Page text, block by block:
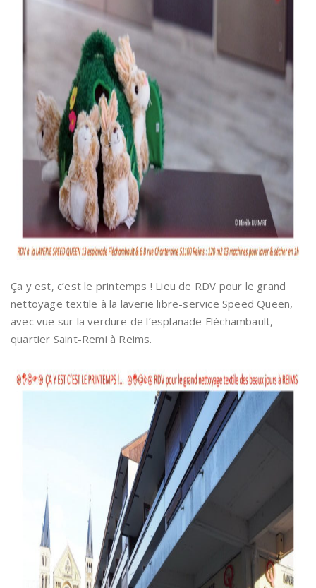
Ça y est, c’est le printemps ! Lieu de RDV pour le grand
nettoyage textile à la laverie libre-service Speed Queen,
avec vue sur la verdure de l’esplanade Fléchambault,
quartier Saint-Remi à Reims.